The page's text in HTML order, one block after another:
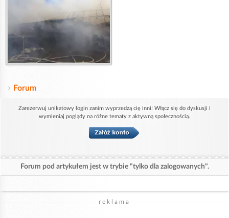
Forum
Zarezerwuj unikatowy login zanim wyprzedzą cię inni! Włącz się do dyskusji i
wymieniaj poglądy na różne tematy z aktywną społecznością.
Forum pod artykułem jest w trybie "tylko dla zalogowanych".
reklama